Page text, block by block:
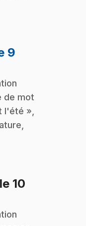
9
de mot
l'été »,
10